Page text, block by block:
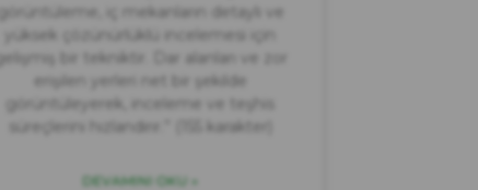
görüntüleme, iç mekanların detaylı ve
yüksek çözünürlüklü incelemesi için
gelişmiş bir tekniktir. Dar alanları ve zor
erişilen yerleri net bir şekilde
görüntüleyerek, inceleme ve teşhis
süreçlerini hızlandırır.” (155 karakter)
DEVAMINI OKU »